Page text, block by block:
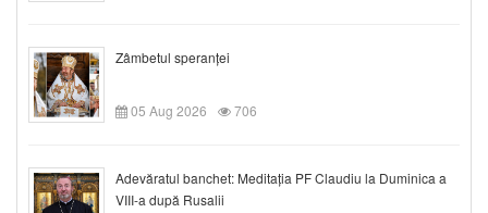
Zâmbetul speranței
05 Aug 2026 706
Adevăratul banchet: Meditația PF Claudiu la Duminica a
VIII-a după Rusalii